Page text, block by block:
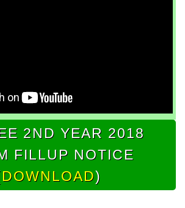
2ND YEAR 2018
FILLUP NOTICE
DOWNLOAD)